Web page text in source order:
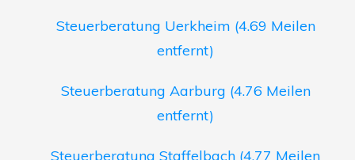
Steuerberatung Uerkheim (4.69 Meilen
entfernt)
Steuerberatung Aarburg (4.76 Meilen
entfernt)
Steuerberatung Staffelbach (4.77 Meilen